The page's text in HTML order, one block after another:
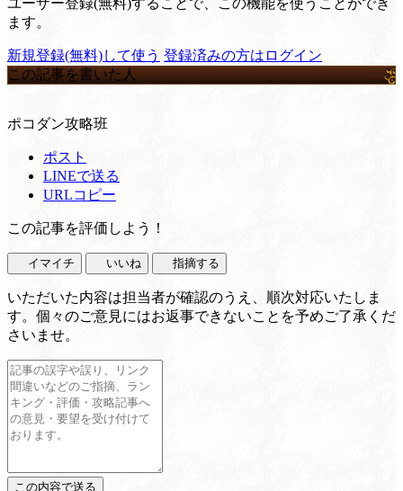
ユーザー登録(無料)することで、この機能を使うことができ
ます。
新規登録(無料)して使う 登録済みの方はログイン
この記事を書いた人
ポコダン攻略班
ポスト
LINEで送る
URLコピー
この記事を評価しよう！
イマイチ いいね 指摘する
いただいた内容は担当者が確認のうえ、順次対応いたしま
す。個々のご意見にはお返事できないことを予めご了承くだ
さいませ。